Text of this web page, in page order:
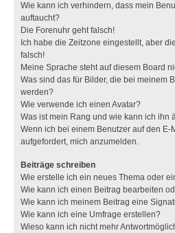
Wie kann ich verhindern, dass mein
auftaucht?
Die Forenuhr geht falsch!
Ich habe die Zeitzone eingestellt, aber
falsch!
Meine Sprache steht auf diesem Board
Was sind das für Bilder, die bei meinem
werden?
Wie verwende ich einen Avatar?
Was ist mein Rang und wie kann ich ihn
Wenn ich bei einem Benutzer auf den E-
aufgefordert, mich anzumelden.
Beiträge schreiben
Wie erstelle ich ein neues Thema oder
Wie kann ich einen Beitrag bearbeiten
Wie kann ich meinem Beitrag eine
Wie kann ich eine Umfrage erstellen?
Wieso kann ich nicht mehr